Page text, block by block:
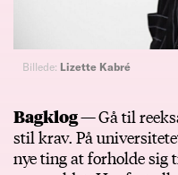
Billede: Lizette Kabré
Bagklog —Gå til
stil krav. På
nye ting at forholde sig